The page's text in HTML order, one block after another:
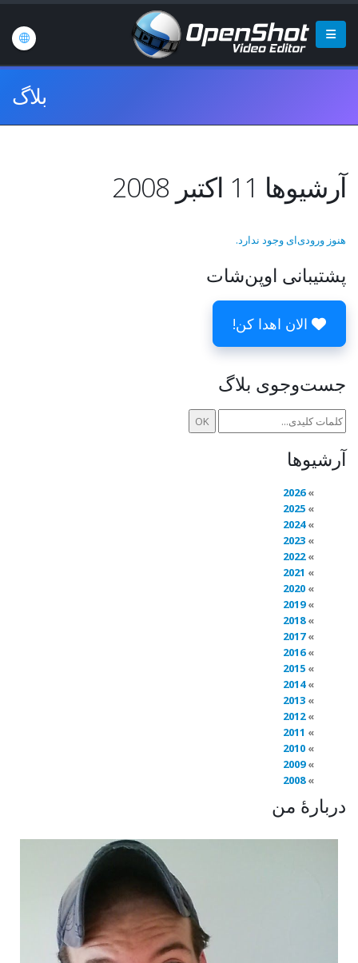
بلاگ
آرشیوها 11 اکتبر 2008
هنوز ورودی‌ای وجود ندارد.
پشتیبانی اوپن‌شات
الان اهدا کن!
جست‌وجوی بلاگ
آرشیوها
2026
2025
2024
2023
2022
2021
2020
2019
2018
2017
2016
2015
2014
2013
2012
2011
2010
2009
2008
دربارهٔ من